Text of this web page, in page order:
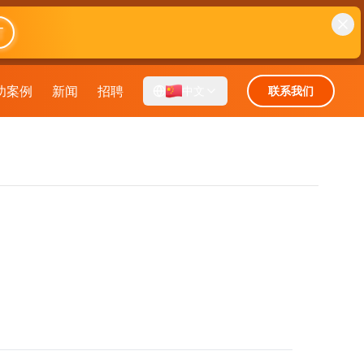
案例 新闻 招聘 联系我们